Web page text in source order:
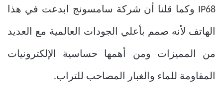
IP68 وكما قلنا أن شركة سامسونج ابدعت في هذا
الهاتف لأنه صمم بأعلي الجودات العالمية مع العديد
من المميزات ومن أهمها حساسية الإلكترونيات
المقاومة للماء والغبار المصاحب للتراب.